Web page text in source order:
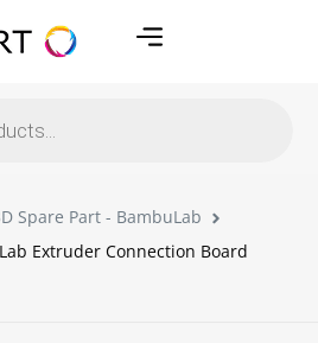
Spare Part - BambuLab
Extruder Connection Board